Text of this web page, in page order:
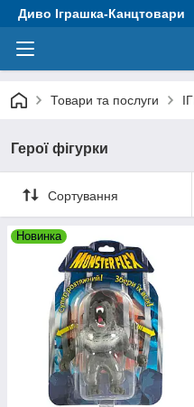
Диво Іграшка-Канцтовари
Товари та послуги
Герої фігурки
Сортування
Новинка